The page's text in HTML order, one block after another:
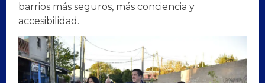
barrios más seguros, más conciencia y
accesibilidad.